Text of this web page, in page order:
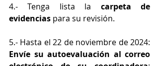
4.- Tenga lista la carpeta de
evidencias para su revisión.
Envíe su autoevaluación al correo